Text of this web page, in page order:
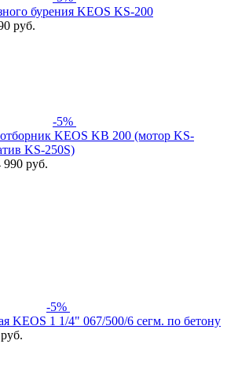
бурения KEOS KS-200
руб.
-5%
KEOS KB 200 (мотор KS-
KS-250S)
990 руб.
-5%
KEOS 1 1/4" 067/500/6 сегм. по бетону